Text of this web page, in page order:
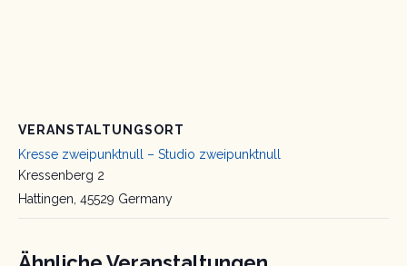
VERANSTALTUNGSORT
Kresse zweipunktnull – Studio zweipunktnull
Kressenberg 2
Hattingen, 45529 Germany